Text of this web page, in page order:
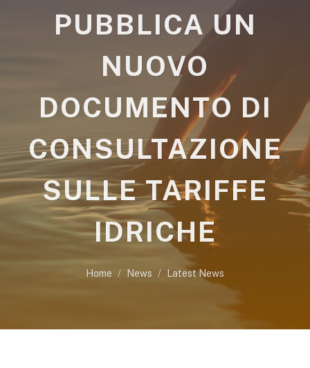
PUBBLICA UN
NUOVO
DOCUMENTO DI
CONSULTAZIONE
SULLE TARIFFE
IDRICHE
Home News Latest News